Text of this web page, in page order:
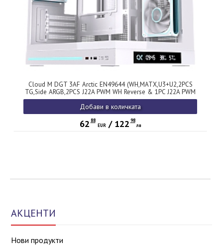
Cloud M DGT 3AF Arctic EN49644 (WH,MATX,U3+U2,2PCS
TG,Side ARGB,2PCS J22A PWM WH Reverse & 1PC J22A PWM
WH,ARGB PCB,Digital LCD)
Добави в количката
62 88
EUR/ 122 98
лв
АКЦЕНТИ
Нови продукти